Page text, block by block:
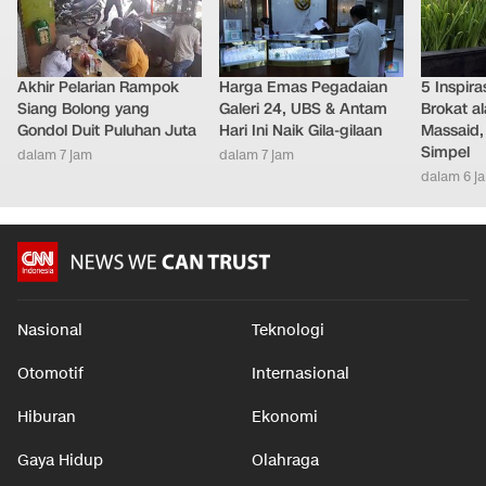
Akhir Pelarian Rampok
Siang Bolong yang
Gondol Duit Puluhan Juta
dalam 7 jam
Harga Emas Pegadaian
Galeri 24, UBS & Antam
Hari Ini Naik Gila-gilaan
dalam 7 jam
5
Brokat
Simpel
dalam 6
Nasional Teknologi
Otomotif Internasional
Hiburan Ekonomi
Gaya Hidup Olahraga